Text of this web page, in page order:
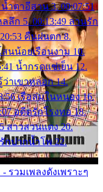
น้ำตาอีสาน 3. 00:07:51
ลึก 5. 00:13:49 ลานรัก
คืนฝนตก 8.
สนน้อยเรือนงาม 10.
น้ำกรดแช่เย็น 12.
ว่าเขาหลอก 14.
เรือล่มในหนอง 16.
อดีตรักโรงทอ 18.
สาวสวนแตง 20.
กปากน้ำโพ 22.
วมเพลงดังเพราะๆ